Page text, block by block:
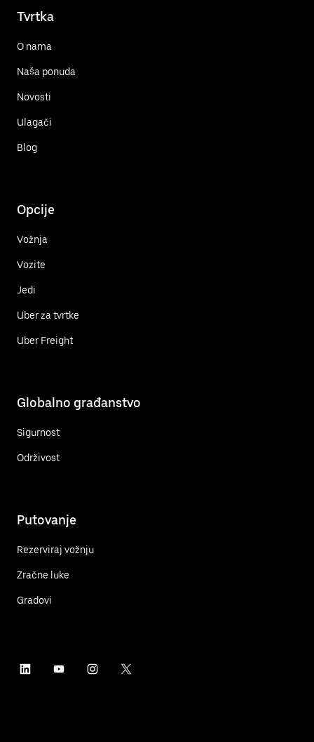
Tvrtka
O nama
Naša ponuda
Novosti
Ulagači
Blog
Opcije
Vožnja
Vozite
Jedi
Uber za tvrtke
Uber Freight
Globalno građanstvo
Sigurnost
Održivost
Putovanje
Rezerviraj vožnju
Zračne luke
Gradovi